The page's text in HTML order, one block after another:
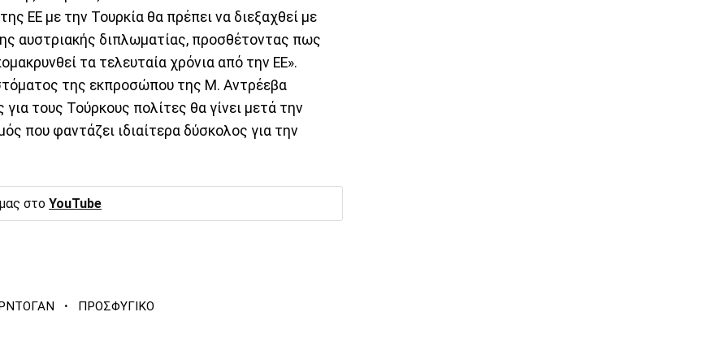
ΕΕ με την Τουρκία θα πρέπει να διεξαχθεί με
αυστριακής διπλωματίας, προσθέτοντας πως
τα τελευταία χρόνια από την ΕΕ».
της εκπροσώπου της Μ. Αντρέεβα
τους Τούρκους πολίτες θα γίνει μετά την
που φαντάζει ιδιαίτερα δύσκολος για την
στο YouTube
· ΠΡΟΣΦΥΓΙΚΟ